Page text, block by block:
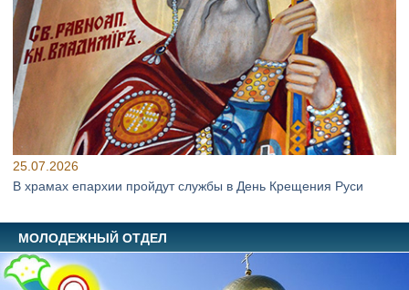
25.07.2026
В храмах епархии пройдут службы в День Крещения Руси
МОЛОДЕЖНЫЙ ОТДЕЛ